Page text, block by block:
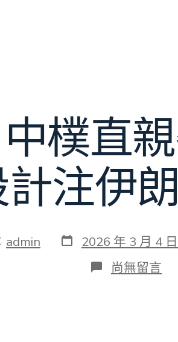
樸直
注伊
admin 發
表
2026 年 3 月 4 日
在
〈交
尚無留言